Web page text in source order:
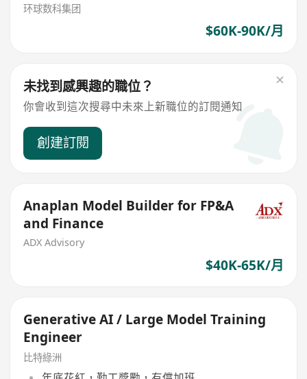
环球数科集团
$60K-90K/月
未找到感興趣的職位？
你會收到這次搜尋中未來上新職位的訂閱通知
創建訂閱
Anaplan Model Builder for FP&A
and Finance
ADX Advisory
$40K-65K/月
Generative AI / Large Model Training
Engineer
比特綠洲